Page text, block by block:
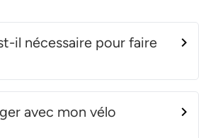
il nécessaire pour faire
avec mon vélo